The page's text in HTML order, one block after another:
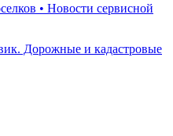
• Новости сервисной
Дорожные и кадастровые